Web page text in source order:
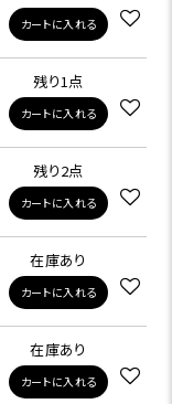
カートに入れる
残り1点
カートに入れる
残り2点
カートに入れる
在庫あり
カートに入れる
在庫あり
カートに入れる